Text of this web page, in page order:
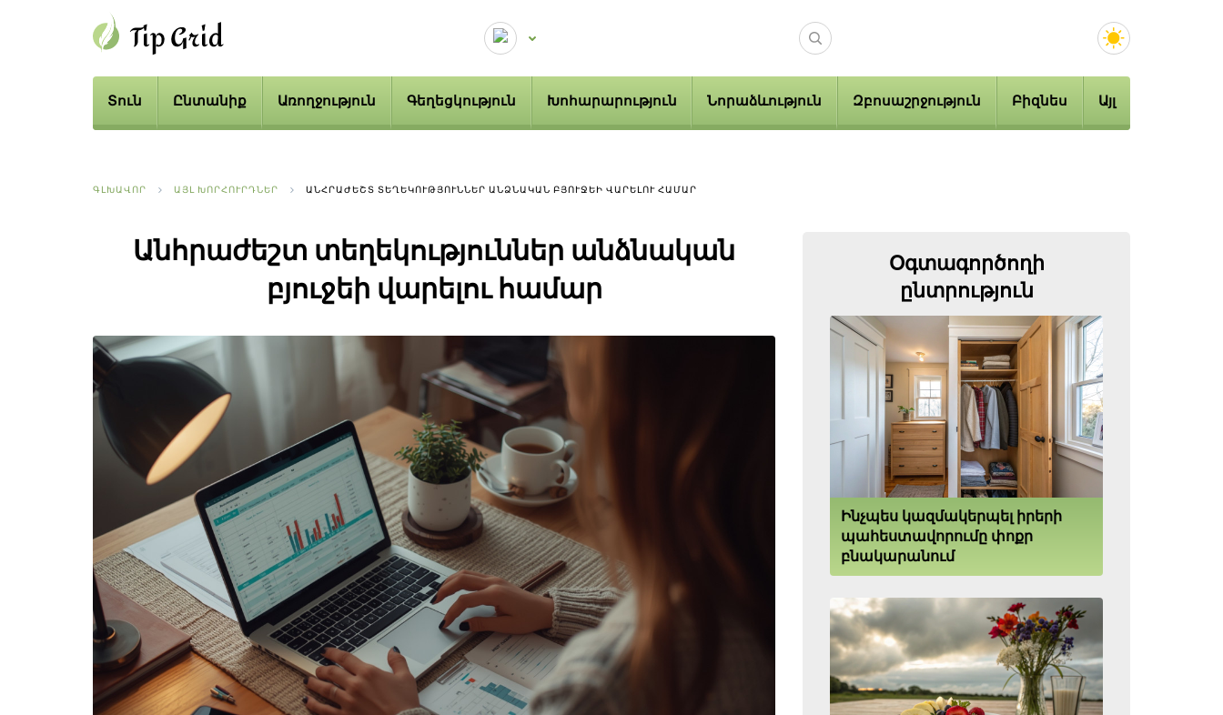
Տուն Ընտանիք Առողջություն Գեղեցկություն Խոհարարություն Նորաձևություն Զբոսաշրջություն Բիզնես Այլ
ԳԼԽԱՎՈՐ ԱՅԼ ԽՈՐՀՈՒՐԴՆԵՐ ԱՆՀՐԱԺԵՇՏ ՏԵՂԵԿՈՒԹՅՈՒՆՆԵՐ ԱՆՁՆԱԿԱՆ ԲՅՈՒՋԵԻ ՎԱՐԵԼՈՒ ՀԱՄԱՐ
Անհրաժեշտ տեղեկություններ անձնական
բյուջեի վարելու համար
Օգտագործողի
ընտրություն
Ինչպես կազմակերպել իրերի
պահեստավորումը փոքր
բնակարանում